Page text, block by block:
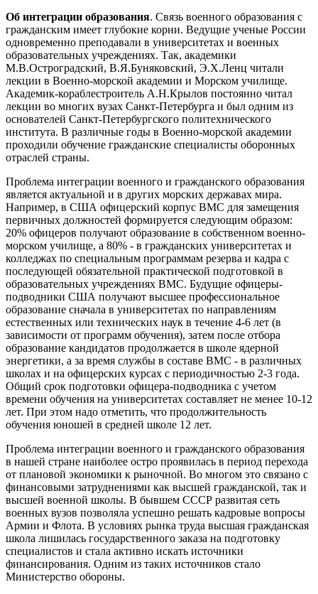
Об интеграции образования. Связь военного образования с
гражданским имеет глубокие корни. Ведущие ученые России
одновременно преподавали в университетах и военных
образовательных учреждениях. Так, академики
М.В.Остроградский, В.Я.Буняковский, Э.Х.Ленц читали
лекции в Военно-морской академии и Морском училище.
Академик-кораблестроитель А.Н.Крылов постоянно читал
лекции во многих вузах Санкт-Петербурга и был одним из
основателей Санкт-Петербургского политехнического
института. В различные годы в Военно-морской академии
проходили обучение гражданские специалисты оборонных
отраслей страны.
Проблема интеграции военного и гражданского образования
является актуальной и в других морских державах мира.
Например, в США офицерский корпус ВМС для замещения
первичных должностей формируется следующим образом:
20% офицеров получают образование в собственном военно-
морском училище, а 80% - в гражданских университетах и
колледжах по специальным программам резерва и кадра с
последующей обязательной практической подготовкой в
образовательных учреждениях ВМС. Будущие офицеры-
подводники США получают высшее профессиональное
образование сначала в университетах по направлениям
естественных или технических наук в течение 4-6 лет (в
зависимости от программ обучения), затем после отбора
образование кандидатов продолжается в школе ядерной
энергетики, а за время службы в составе ВМС - в различных
школах и на офицерских курсах с периодичностью 2-3 года.
Общий срок подготовки офицера-подводника с учетом
времени обучения на университетах составляет не менее 10-12
лет. При этом надо отметить, что продолжительность
обучения юношей в средней школе 12 лет.
Проблема интеграции военного и гражданского образования
в нашей стране наиболее остро проявилась в период перехода
от плановой экономики к рыночной. Во многом это связано с
финансовыми затруднениями как высшей гражданской, так и
высшей военной школы. В бывшем СССР развитая сеть
военных вузов позволяла успешно решать кадровые вопросы
Армии и Флота. В условиях рынка труда высшая гражданская
школа лишилась государственного заказа на подготовку
специалистов и стала активно искать источники
финансирования. Одним из таких источников стало
Министерство обороны.